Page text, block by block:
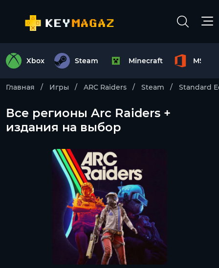
Xbox Steam Minecraft MS
Главная Игры ARC Raiders Steam Standard
Все регионы Arc Raiders +
издания на выбор